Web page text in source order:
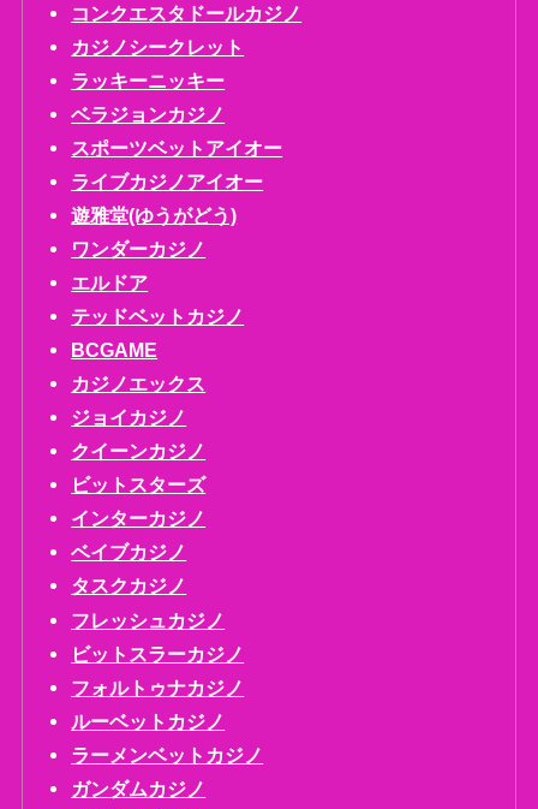
コンクエスタドールカジノ
カジノシークレット
ラッキーニッキー
ベラジョンカジノ
スポーツベットアイオー
ライブカジノアイオー
遊雅堂(ゆうがどう)
ワンダーカジノ
エルドア
テッドベットカジノ
BCGAME
カジノエックス
ジョイカジノ
クイーンカジノ
ビットスターズ
インターカジノ
ベイブカジノ
タスクカジノ
フレッシュカジノ
ビットスラーカジノ
フォルトゥナカジノ
ルーベットカジノ
ラーメンベットカジノ
ガンダムカジノ